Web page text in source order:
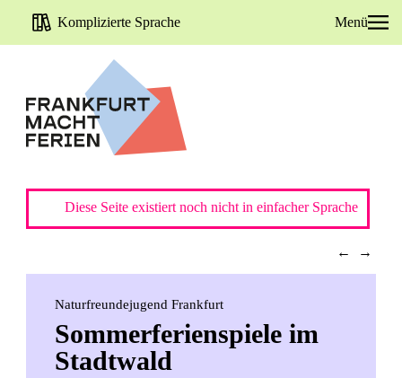
Komplizierte Sprache Menü
Diese Seite existiert noch nicht in einfacher Sprache
← →
Naturfreundejugend Frankfurt
Sommerferienspiele im
Stadtwald